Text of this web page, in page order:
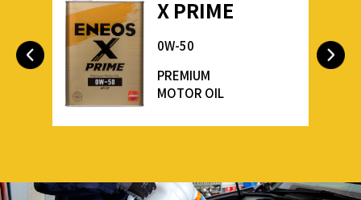
X PRIME
0W-50
PREMIUM
MOTOR OIL